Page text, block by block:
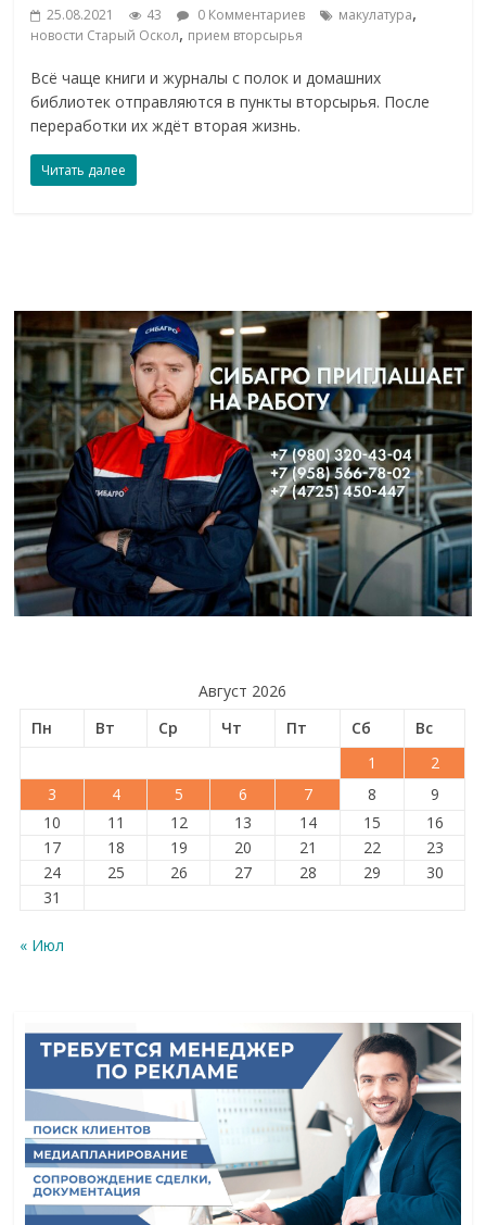
25.08.2021 43 0 Комментариев макулатура,
новости Старый Оскол, прием вторсырья
Всё чаще книги и журналы с полок и домашних
библиотек отправляются в пункты вторсырья. После
переработки их ждёт вторая жизнь.
Читать далее
Август 2026
Пн
Вт Ср Чт Пт Сб
Вс
1
2
3
4 5 6 7 8
9
10
11 12 13 14 15
16
17
18 19 20 21 22
23
24
25 26 27 28 29
30
31
« Июл